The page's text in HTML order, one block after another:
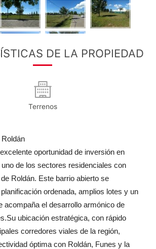
DE LA PROPIEDAD
Terrenos
oportunidad de inversión en
de los sectores residenciales con
Roldán. Este barrio abierto se
ordenada, amplios lotes y un
acompaña el desarrollo armónico de
ubicación estratégica, con rápido
corredores viales de la región,
óptima con Roldán, Funes y la